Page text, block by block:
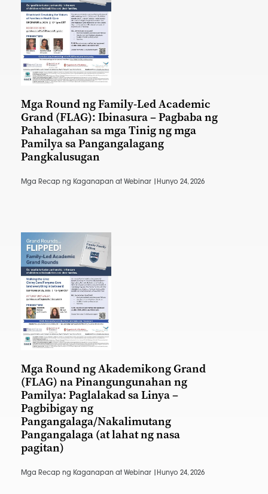
Mga Round ng Family-Led Academic
Grand (FLAG): Ibinasura – Pagbaba ng
Pahalagahan sa mga Tinig ng mga
Pamilya sa Pangangalagang
Pangkalusugan
Mga Recap ng Kaganapan at Webinar | Hunyo 24, 2026
Mga Round ng Akademikong Grand
(FLAG) na Pinangungunahan ng
Pamilya: Paglalakad sa Linya –
Pagbibigay ng
Pangangalaga/Nakalimutang
Pangangalaga (at lahat ng nasa
pagitan)
Mga Recap ng Kaganapan at Webinar | Hunyo 24, 2026